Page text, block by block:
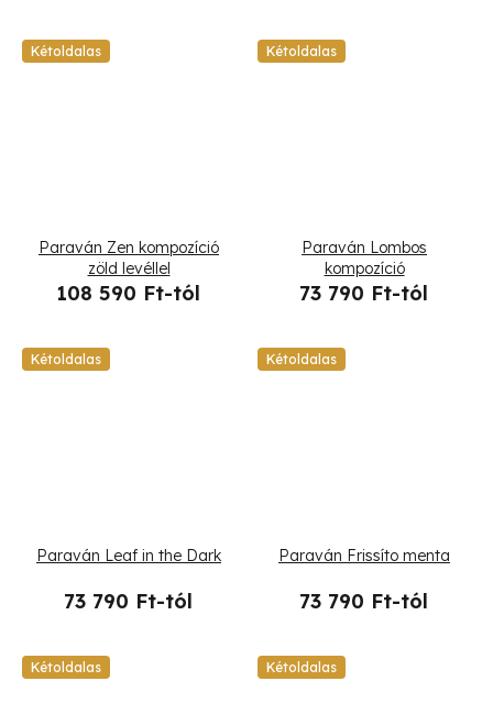
Kétoldalas
Paraván Zen kompozíció
zöld levéllel
108 590 Ft-tól
Kétoldalas
Paraván Lombos
kompozíció
73 790 Ft-tól
Kétoldalas
Paraván Leaf in the Dark
73 790 Ft-tól
Kétoldalas
Paraván Frissíto menta
73 790 Ft-tól
Kétoldalas Kétoldalas